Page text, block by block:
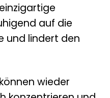
auf die
und lindert den
wieder